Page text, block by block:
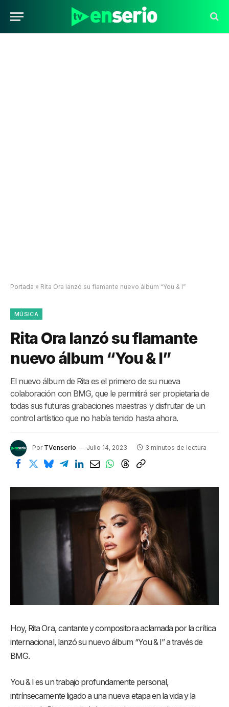
Portada » Rita Ora lanzó su flamante nuevo álbum “You & I”
MÚSICA
Rita Ora lanzó su flamante
nuevo álbum “You & I”
El nuevo álbum de Rita es el primero de su nueva
colaboración con BMG, que le permitirá ser propietaria de
todas sus futuras grabaciones maestras y disfrutar de un
control artístico que no había tenido hasta ahora.
Por TVenserio Julio 14, 2023 3 minutos de lectura
Hoy, Rita Ora, cantante y compositora aclamada por la crítica
internacional, lanzó su nuevo álbum “You & I” a través de
BMG.
You & I es un trabajo profundamente personal,
intrínsecamente ligado a una nueva etapa en la vida y la